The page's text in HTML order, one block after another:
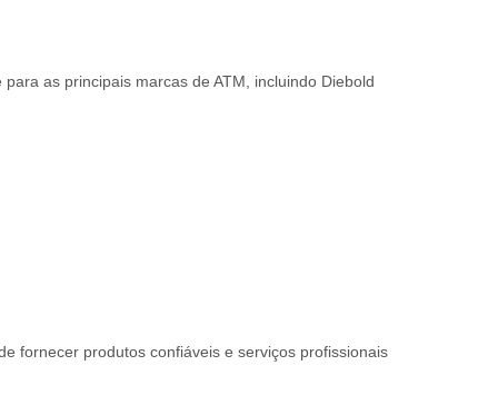
as principais marcas de ATM, incluindo Diebold
fornecer produtos confiáveis ​​e serviços profissionais